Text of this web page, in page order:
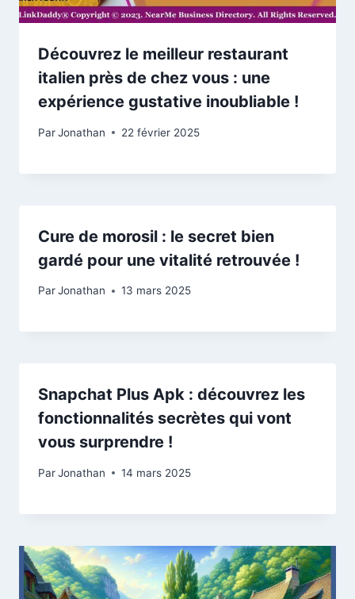
Découvrez le meilleur restaurant
italien près de chez vous : une
expérience gustative inoubliable !
ParJonathan 22 février 2025
Cure de morosil : le secret bien
gardé pour une vitalité retrouvée !
ParJonathan 13 mars 2025
Snapchat Plus Apk : découvrez les
fonctionnalités secrètes qui vont
vous surprendre !
ParJonathan 14 mars 2025